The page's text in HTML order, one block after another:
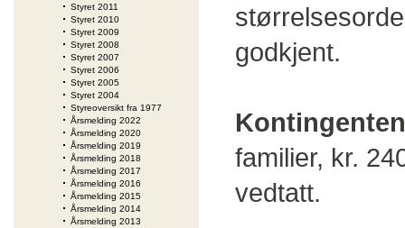
Styret 2011
Styret 2010
Styret 2009
Styret 2008
Styret 2007
Styret 2006
Styret 2005
Styret 2004
Styreoversikt fra 1977
Årsmelding 2022
Årsmelding 2020
Årsmelding 2019
Årsmelding 2018
Årsmelding 2017
Årsmelding 2016
Årsmelding 2015
Årsmelding 2014
Årsmelding 2013
godkjent.
familier, kr.
vedtatt.